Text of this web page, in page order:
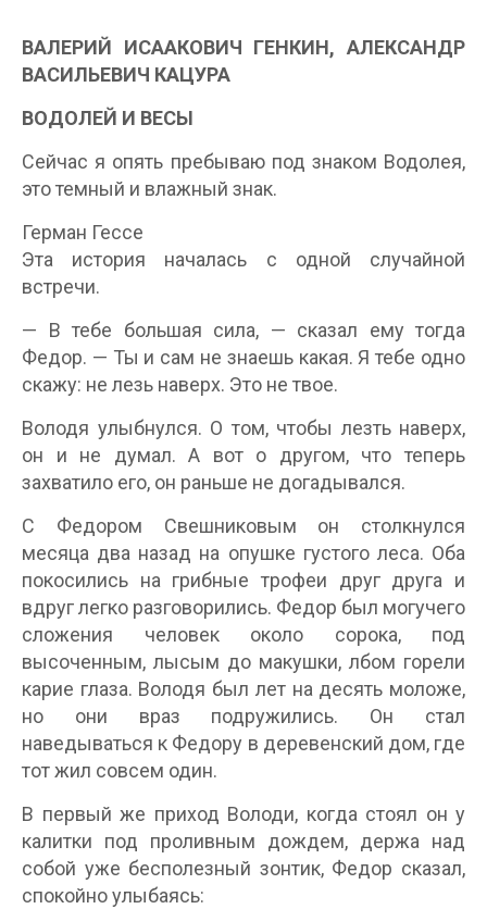
ВАЛЕРИЙ ИСААКОВИЧ ГЕНКИН, АЛЕКСАНДР
ВАСИЛЬЕВИЧ КАЦУРА
ВОДОЛЕЙ И ВЕСЫ
Сейчас я опять пребываю под знаком Водолея,
это темный и влажный знак.
Герман Гессе
Эта история началась с одной случайной
встречи.
— В тебе большая сила, — сказал ему тогда
Федор. — Ты и сам не знаешь какая. Я тебе одно
скажу: не лезь наверх. Это не твое.
Володя улыбнулся. О том, чтобы лезть наверх,
он и не думал. А вот о другом, что теперь
захватило его, он раньше не догадывался.
С Федором Свешниковым он столкнулся
месяца два назад на опушке густого леса. Оба
покосились на грибные трофеи друг друга и
вдруг легко разговорились. Федор был могучего
сложения человек около сорока, под
высоченным, лысым до макушки, лбом горели
карие глаза. Володя был лет на десять моложе,
но они враз подружились. Он стал
наведываться к Федору в деревенский дом, где
тот жил совсем один.
В первый же приход Володи, когда стоял он у
калитки под проливным дождем, держа над
собой уже бесполезный зонтик, Федор сказал,
спокойно улыбаясь: